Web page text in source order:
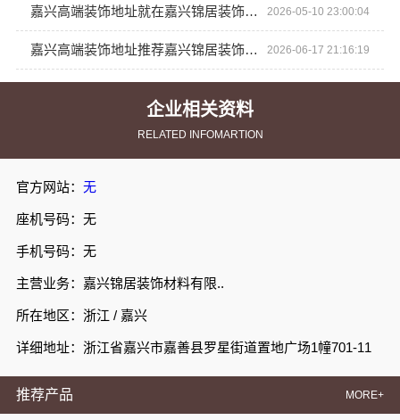
企业相关资料
RELATED INFOMARTION
官方网站： 无
座机号码：无
手机号码：无
主营业务：嘉兴锦居装饰材料有限..
所在地区：浙江 / 嘉兴
详细地址：浙江省嘉兴市嘉善县罗星街道置地广场1幢701-11
推荐产品 MORE+
嘉兴高端装饰地址就在嘉兴锦居装饰材料有限公司 2026-05-10 23:00:04
嘉兴高端装饰地址推荐嘉兴锦居装饰材料有限公司本地放心 2026-06-17 21:16:19